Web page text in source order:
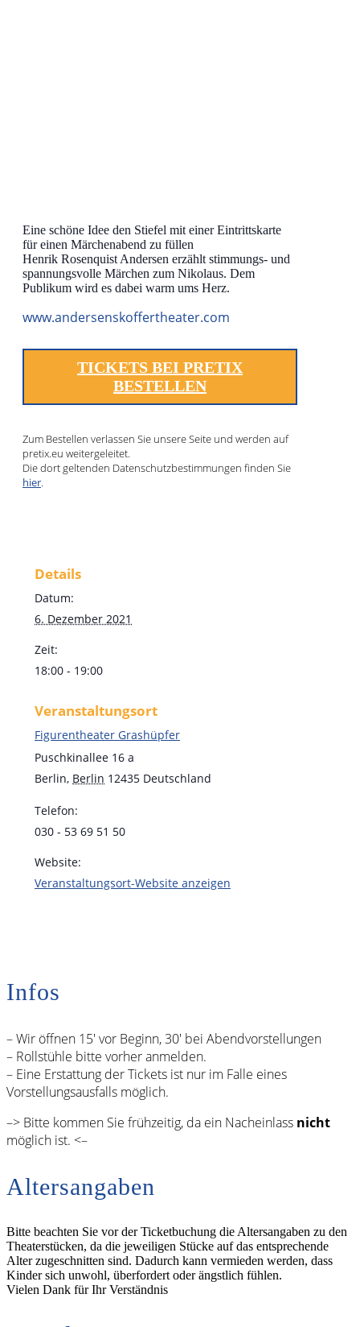
Eine schöne Idee den Stiefel mit einer Eintrittskarte
für einen Märchenabend zu füllen
Henrik Rosenquist Andersen erzählt stimmungs- und
spannungsvolle Märchen zum Nikolaus. Dem
Publikum wird es dabei warm ums Herz.
www.andersenskoffertheater.com
TICKETS BEI PRETIX
BESTELLEN
Zum Bestellen verlassen Sie unsere Seite und werden auf
pretix.eu weitergeleitet.
Die dort geltenden Datenschutzbestimmungen finden Sie
hier.
Details
Datum:
6. Dezember 2021
Zeit:
18:00 - 19:00
Veranstaltungsort
Figurentheater Grashüpfer
Puschkinallee 16 a
Berlin, Berlin 12435 Deutschland
Telefon:
030 - 53 69 51 50
Website:
Veranstaltungsort-Website anzeigen
Infos
– Wir öffnen 15′ vor Beginn, 30′ bei Abendvorstellungen
– Rollstühle bitte vorher anmelden.
– Eine Erstattung der Tickets ist nur im Falle eines
Vorstellungsausfalls möglich.
–> Bitte kommen Sie frühzeitig, da ein Nacheinlass nicht
möglich ist. <–
Altersangaben
Bitte beachten Sie vor der Ticketbuchung die Altersangaben zu den
Theaterstücken, da die jeweiligen Stücke auf das entsprechende
Alter zugeschnitten sind. Dadurch kann vermieden werden, dass
Kinder sich unwohl, überfordert oder ängstlich fühlen.
Vielen Dank für Ihr Verständnis